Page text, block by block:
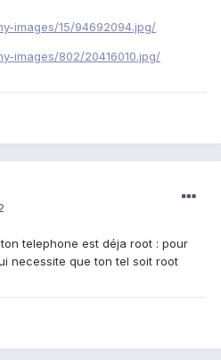
images/15/94692094.jpg/
images/802/20416010.jpg/
telephone est déja root : pour
necessite que ton tel soit root